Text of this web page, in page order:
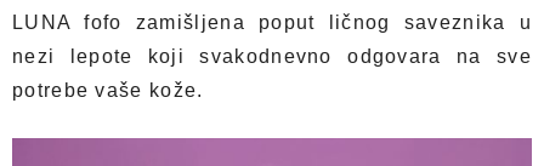
LUNA fofo zamišljena poput ličnog saveznika u
nezi lepote koji svakodnevno odgovara na sve
potrebe vaše kože.